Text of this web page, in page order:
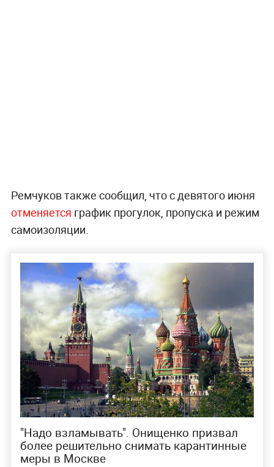
Ремчуков также сообщил, что с девятого июня
отменяется график прогулок, пропуска и режим
самоизоляции.
"Надо взламывать". Онищенко призвал
более решительно снимать карантинные
меры в Москве